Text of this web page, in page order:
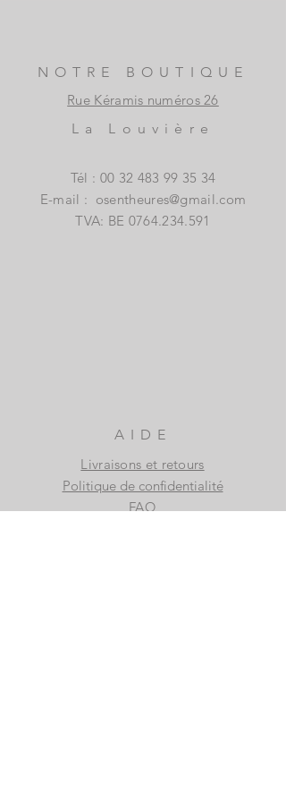
NOTRE BOUTIQUE
Rue Kéramis numéros 26
La Louvière
Tél : 00 32 483 99 35 34
E-mail : osentheures@gmail.com
TVA: BE 0764.234.591
AIDE
Livraisons et retours
Politique de confidentialité
FAQ